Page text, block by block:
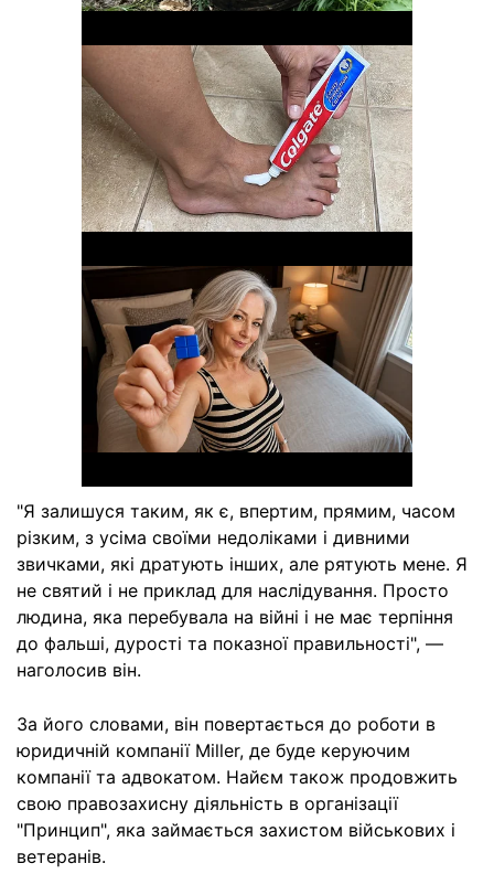
"Я залишуся таким, як є, впертим, прямим, часом
різким, з усіма своїми недоліками і дивними
звичками, які дратують інших, але рятують мене. Я
не святий і не приклад для наслідування. Просто
людина, яка перебувала на війні і не має терпіння
до фальші, дурості та показної правильності", —
наголосив він.
За його словами, він повертається до роботи в
юридичній компанії Miller, де буде керуючим
компанії та адвокатом. Найєм також продовжить
свою правозахисну діяльність в організації
"Принцип", яка займається захистом військових і
ветеранів.